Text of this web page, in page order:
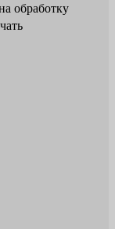
обработку